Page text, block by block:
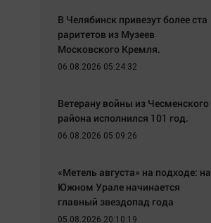
В Челябинск привезут более ста
раритетов из Музеев
Московского Кремля.
06.08.2026 05:24:32
Ветерану войны из Чесменского
района исполнился 101 год.
06.08.2026 05:09:26
«Метель августа» на подходе: на
Южном Урале начинается
главный звездопад года
05.08.2026 20:10:19